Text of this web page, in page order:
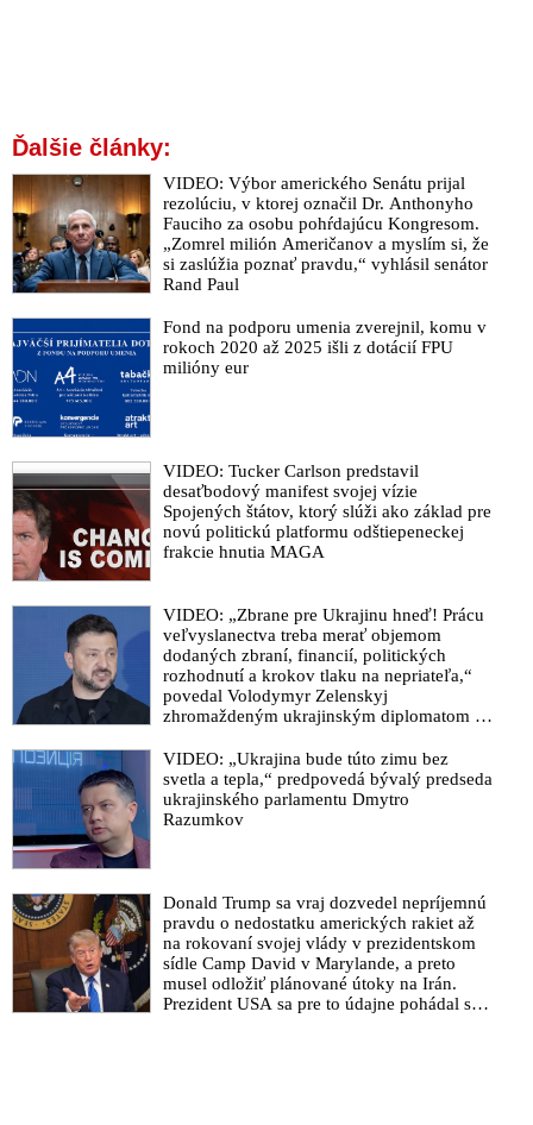
Ďalšie články:
VIDEO: Výbor amerického Senátu prijal
rezolúciu, v ktorej označil Dr. Anthonyho
Fauciho za osobu pohŕdajúcu Kongresom.
„Zomrel milión Američanov a myslím si, že
si zaslúžia poznať pravdu,“ vyhlásil senátor
Rand Paul
Fond na podporu umenia zverejnil, komu v
rokoch 2020 až 2025 išli z dotácií FPU
milióny eur
VIDEO: Tucker Carlson predstavil
desaťbodový manifest svojej vízie
Spojených štátov, ktorý slúži ako základ pre
novú politickú platformu odštiepeneckej
frakcie hnutia MAGA
VIDEO: „Zbrane pre Ukrajinu hneď! Prácu
veľvyslanectva treba merať objemom
dodaných zbraní, financií, politických
rozhodnutí a krokov tlaku na nepriateľa,“
povedal Volodymyr Zelenskyj
zhromaždeným ukrajinským diplomatom v
že USA Ukrajine nedodajú protiraketové
systémy Patriot
VIDEO: „Ukrajina bude túto zimu bez
svetla a tepla,“ predpovedá bývalý predseda
ukrajinského parlamentu Dmytro
Razumkov
Donald Trump sa vraj dozvedel nepríjemnú
pravdu o nedostatku amerických rakiet až
na rokovaní svojej vlády v prezidentskom
sídle Camp David v Marylande, a preto
musel odložiť plánované útoky na Irán.
Prezident USA sa pre to údajne pohádal so